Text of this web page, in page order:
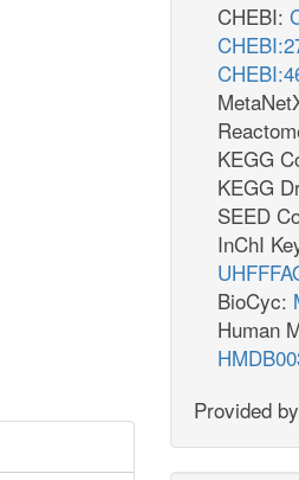
CHEBI:
KEGG
KEGG
SEED
InChI
BioCyc:
Human
Provided by